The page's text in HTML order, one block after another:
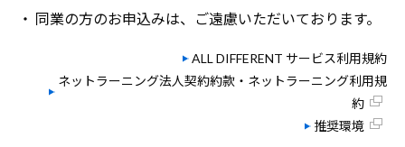
・ 同業の方のお申込みは、ご遠慮いただいております。
ALL DIFFERENT サービス利用規約
ネットラーニング法人契約約款・ネットラーニング利用規
約
推奨環境